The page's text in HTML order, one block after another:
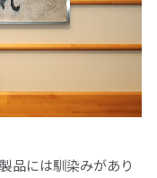
品には馴染みがあり